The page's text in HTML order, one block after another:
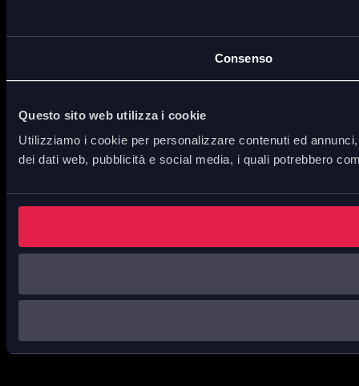
Consenso
Questo sito web utilizza i cookie
Utilizziamo i cookie per personalizzare contenuti ed
dei dati web, pubblicità e social media, i quali potrebbero